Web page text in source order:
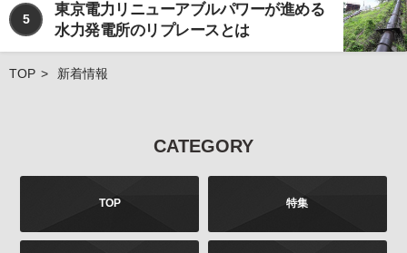
のでご注意ください。 また、当社が発行する雑誌等の
商品において、広告などにより当社以外の第三者が独
自に個人情報を収集する場合がございます。このよう
な場合のお客様の個人情報の取り扱いにつきまして
お問合せについて
定めるところにより、お客様より、その利用目的、開
示、訂正、追加、削除、利用停止、消去、第三者への
は書面に下記の内容をご記載いただき、お客様が本人
5
東京電力リニューアブルパワーが進める
水力発電所のリプレースとは
TOP 新着情報
CATEGORY
TOP 特集